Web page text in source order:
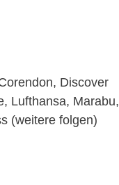
Discover
Lufthansa, Marabu,
(weitere folgen)